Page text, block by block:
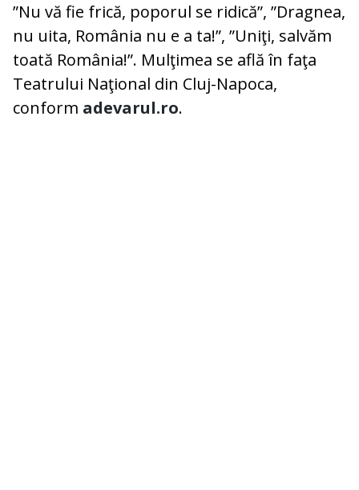
”Nu vă fie frică, poporul se ridică”, ”Dragnea,
nu uita, România nu e a ta!”, ”Uniţi, salvăm
toată România!”. Mulţimea se află în faţa
Teatrului Naţional din Cluj-Napoca,
conform adevarul.ro.